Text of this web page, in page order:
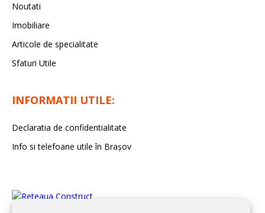
Noutati
Imobiliare
Articole de specialitate
Sfaturi Utile
INFORMATII UTILE:
Declaratia de confidentialitate
Info si telefoane utile în Braşov